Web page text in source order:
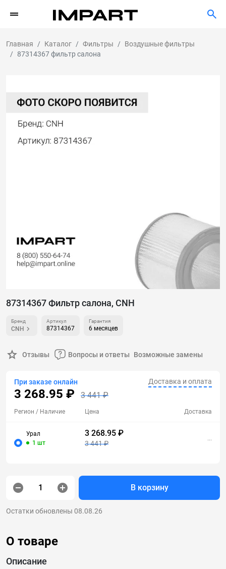
Главная Каталог Фильтры
Воздушные фильтры
87314367 фильтр салона
87314367 Фильтр салона, CNH
Бренд
CNH
Артикул
87314367
Гарантия
6 месяцев
Отзывы Вопросы и ответы Возможные замены
При заказе онлайн
3 268.95 ₽ 3 441 ₽
Доставка и оплата
Регион / Наличие Цена Доставка
Урал
1 шт
3 268.95 ₽
3 441 ₽
...
В корзину
Остатки обновлены 08.08.26
О товаре
Описание